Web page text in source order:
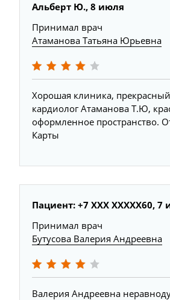
Альберт Ю., 8 июля
Принимал врач
Атаманова Татьяна Юрьевна
Хорошая клиника,
кардиолог Атаманова Т.Ю,
оформленное пространство.
Карты
Пациент: +7 XXX XXXXX60, 7
Принимал врач
Бутусова Валерия Андреевна
Валерия Андреевна